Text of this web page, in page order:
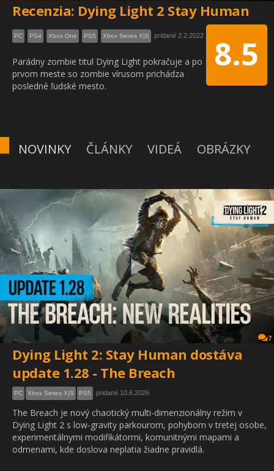
Recenzia: Dying Light 2 Stay Human
8.5
PC PS4 Xbox One PS5 Xbox Series X|S pridané 2.2.2022
Parádny zombie titul Dying Light pokračuje a po
prvom meste so zombie vírusom prichádza
posledné ľudské mesto.
NOVINKY ČLÁNKY VIDEÁ OBRÁZKY
7
Dying Light 2: Stay Human dostáva
update 1.28 - The Breach
PC Xbox Series X|S PS5 pridané 10.6.2026
The Breach je nový chaotický multi-dimenzionálny režim v
Dying Light 2 s low-gravity parkourom, pohybom v tretej osobe,
experimentálnymi modifikátormi, komunitnými mapami a
odmenami, kde doslova neplatia žiadne pravidlá.